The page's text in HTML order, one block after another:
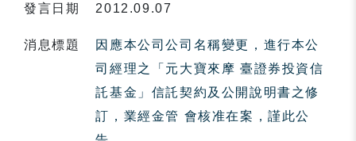
發言日期 2012.09.07
消息標題
因應本公司公司名稱變更，進行本公
司經理之「元大寶來摩 臺證券投資信
託基金」信託契約及公開說明書之修
訂，業經金管 會核准在案，謹此公